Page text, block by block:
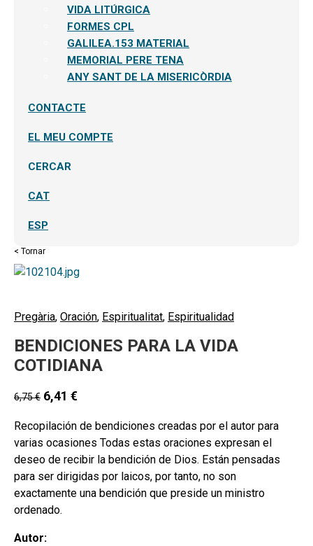
secundari
VIDA LITÚRGICA
FORMES CPL
GALILEA.153 MATERIAL
MEMORIAL PERE TENA
ANY SANT DE LA MISERICÒRDIA
CONTACTE
EL MEU COMPTE
CERCAR
CAT
ESP
< Tornar
Pregària, Oración, Espiritualitat, Espiritualidad
BENDICIONES PARA LA VIDA
COTIDIANA
6,75€ 6,41 €
Recopilación de bendiciones creadas por el autor para
varias ocasiones Todas estas oraciones expresan el
deseo de recibir la bendición de Dios. Están pensadas
para ser dirigidas por laicos, por tanto, no son
exactamente una bendición que preside un ministro
ordenado.
Autor: